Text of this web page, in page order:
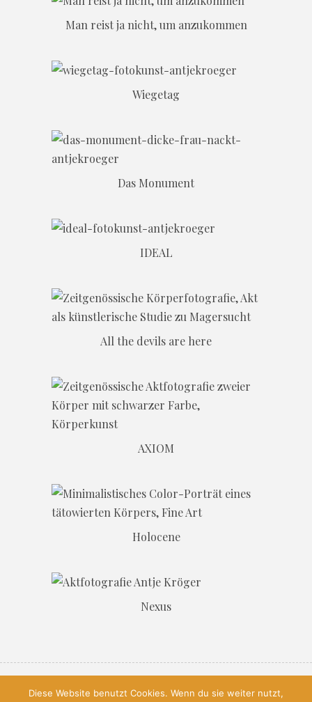
Man reist ja nicht, um anzukommen
Wiegetag
Das Monument
IDEAL
All the devils are here
AXIOM
Holocene
Nexus
© 2026, All Rights Reserved, Antje
Diese Website benutzt Cookies. Wenn du sie weiter nutzt,